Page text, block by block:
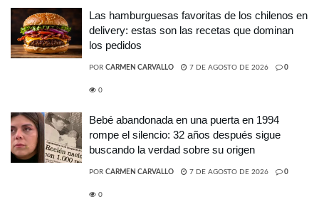
Las hamburguesas favoritas de los chilenos en
delivery: estas son las recetas que dominan
los pedidos
POR CARMEN CARVALLO 7 DE AGOSTO DE 2026 0
0
Bebé abandonada en una puerta en 1994
rompe el silencio: 32 años después sigue
buscando la verdad sobre su origen
POR CARMEN CARVALLO 7 DE AGOSTO DE 2026 0
0